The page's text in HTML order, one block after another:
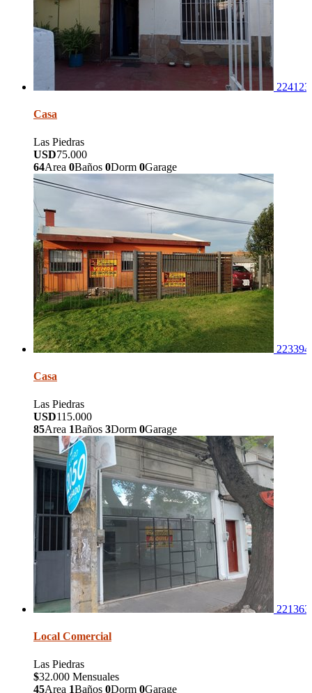
224123
Casa
Las Piedras
USD75.000
64Area 0Baños 0Dorm 0Garage
223394
Casa
Las Piedras
USD115.000
85Area 1Baños 3Dorm 0Garage
221363
Local Comercial
Las Piedras
$32.000 Mensuales
45Area 1Baños 0Dorm 0Garage